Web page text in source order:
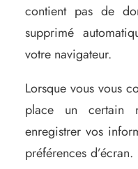
contient pas de
supprimé
votre navigateur.
Lorsque vous vous
place un certain
enregistrer vos
préférences